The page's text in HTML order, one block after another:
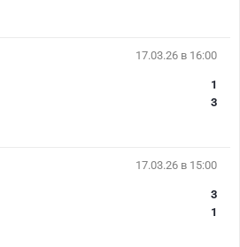
17.03.26 в 16:00
1
3
17.03.26 в 15:00
3
1